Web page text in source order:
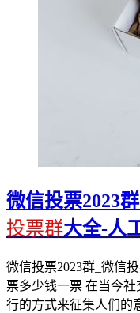
微信投票2023
投票群大全-人
微信投票2023群_微信
票多少钱一票 在当今
行的方式来征集人们的